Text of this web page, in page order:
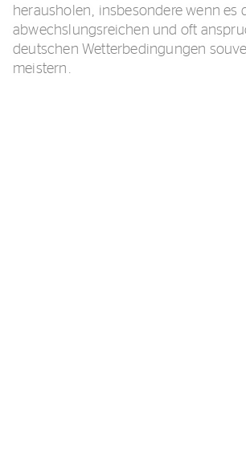
herausholen, insbesondere wenn es
abwechslungsreichen und oft
deutschen Wetterbedingungen
meistern.